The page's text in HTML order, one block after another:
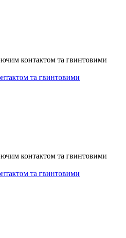
та гвинтовими
та гвинтовими